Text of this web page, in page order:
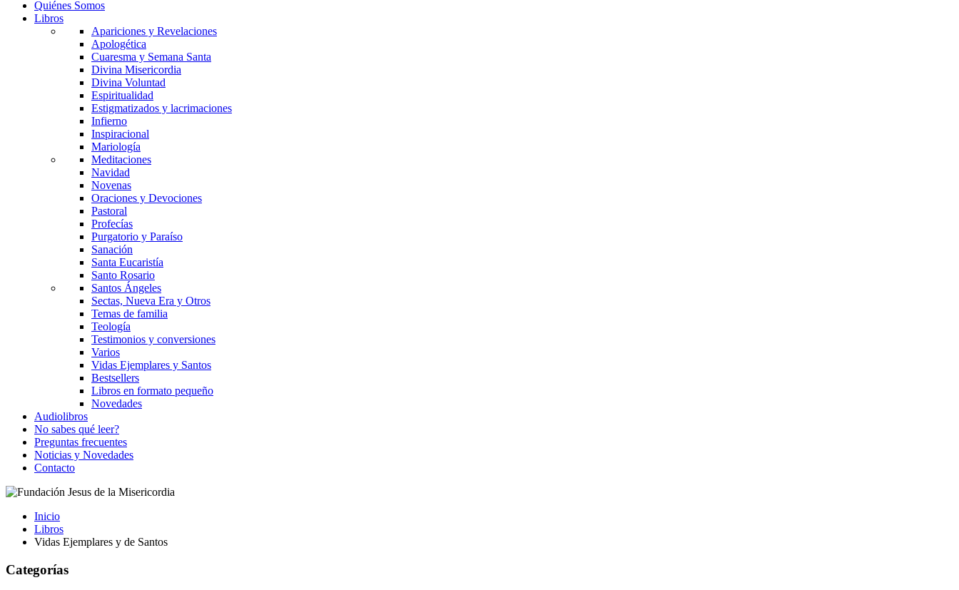
Quiénes Somos
Libros
Apariciones y Revelaciones
Apologética
Cuaresma y Semana Santa
Divina Misericordia
Divina Voluntad
Espiritualidad
Estigmatizados y lacrimaciones
Infierno
Inspiracional
Mariología
Meditaciones
Navidad
Novenas
Oraciones y Devociones
Pastoral
Profecías
Purgatorio y Paraíso
Sanación
Santa Eucaristía
Santo Rosario
Santos Ángeles
Sectas, Nueva Era y Otros
Temas de familia
Teología
Testimonios y conversiones
Varios
Vidas Ejemplares y Santos
Bestsellers
Libros en formato pequeño
Novedades
Audiolibros
No sabes qué leer?
Preguntas frecuentes
Noticias y Novedades
Contacto
Inicio
Libros
Vidas Ejemplares y de Santos
Categorías